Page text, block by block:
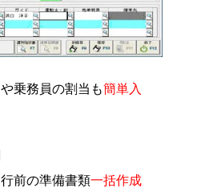
乗務員の割当も簡単入
前の準備書類一括作成